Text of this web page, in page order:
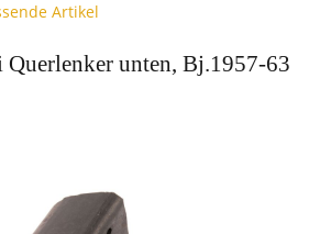
Artikel
unten, Bj.1957-63